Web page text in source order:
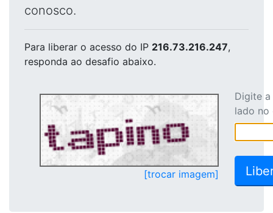
conosco.
Para liberar o acesso do IP 216.73.216.247,
responda ao desafio abaixo.
[trocar imagem]
Digite
lado no